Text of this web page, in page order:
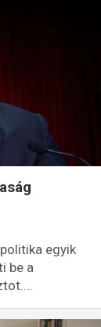
egyik
be a